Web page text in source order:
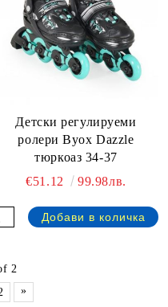
Детски регулируеми
ролери Byox Dazzle
тюркоаз 34-37
€51.12
99.98лв.
2
»